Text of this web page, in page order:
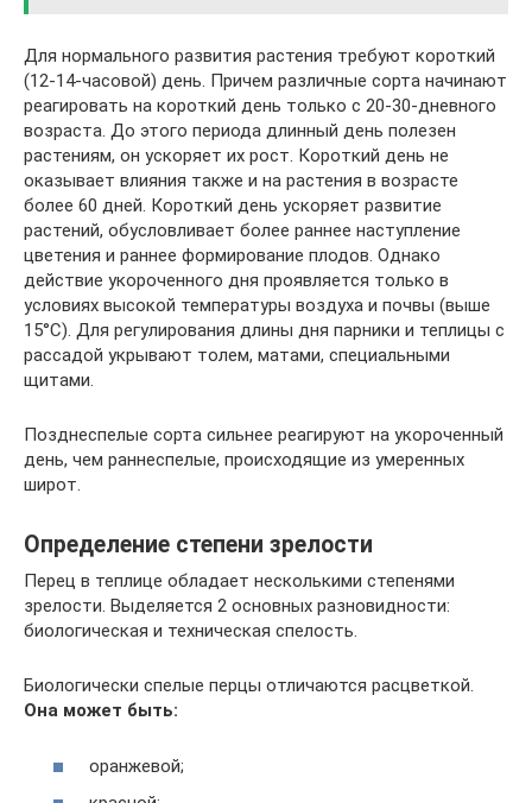
Для нормального развития растения требуют короткий
(12-14-часовой) день. Причем различные сорта начинают
реагировать на короткий день только с 20-30-дневного
возраста. До этого периода длинный день полезен
растениям, он ускоряет их рост. Короткий день не
оказывает влияния также и на растения в возрасте
более 60 дней. Короткий день ускоряет развитие
растений, обусловливает более раннее наступление
цветения и раннее формирование плодов. Однако
действие укороченного дня проявляется только в
условиях высокой температуры воздуха и почвы (выше
15°С). Для регулирования длины дня парники и теплицы с
рассадой укрывают толем, матами, специальными
щитами.
Позднеспелые сорта сильнее реагируют на укороченный
день, чем раннеспелые, происходящие из умеренных
широт.
Определение степени зрелости
Перец в теплице обладает несколькими степенями
зрелости. Выделяется 2 основных разновидности:
биологическая и техническая спелость.
Биологически спелые перцы отличаются расцветкой.
Она может быть:
оранжевой;